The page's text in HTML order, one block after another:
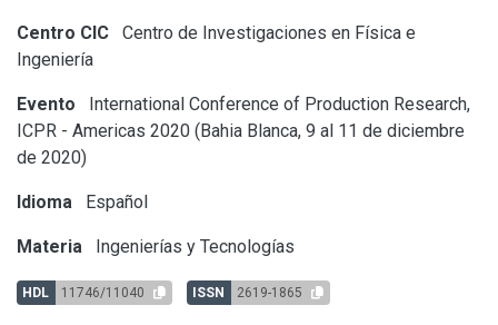
Centro CIC
Centro de Investigaciones en Física e
Ingeniería
Evento
International Conference of Production Research,
ICPR - Americas 2020 (Bahia Blanca, 9 al 11 de diciembre
de 2020)
Idioma Español
Materia Ingenierías y Tecnologías
HDL 11746/11040 ISSN 2619-1865